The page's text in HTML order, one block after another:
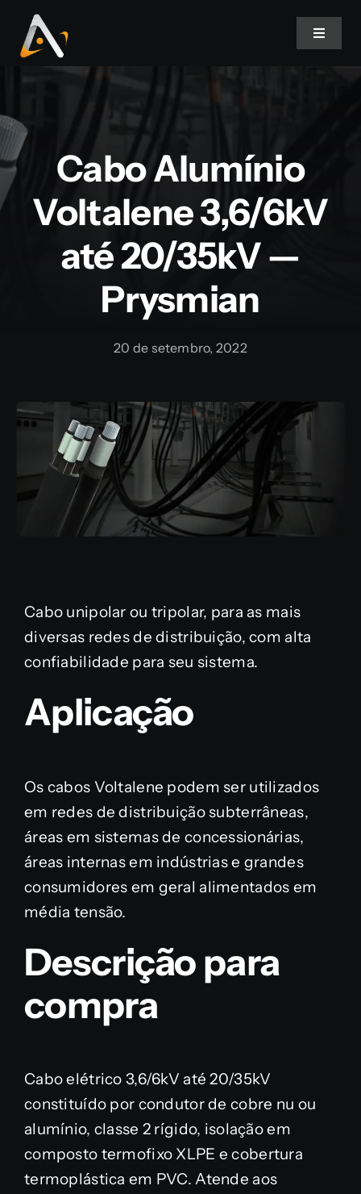
para
conteúdo
Toggle
Produtos
Informativo
Soluções
Cabo Alumínio
Voltalene 3,6/6kV
até 20/35kV —
Prysmian
20 de setembro, 2022
Cabo unipolar ou tripolar, para as mais
diversas redes de distribuição, com alta
confiabilidade para seu sistema.
Aplicação
Os cabos Voltalene podem ser utilizados
em redes de distribuição subterrâneas,
áreas em sistemas de concessionárias,
áreas internas em indústrias e grandes
consumidores em geral alimentados em
média tensão.
Descrição para
compra
Cabo elétrico 3,6/6kV até 20/35kV
constituído por condutor de cobre nu ou
alumínio, classe 2 rígido, isolação em
composto termofixo XLPE e cobertura
termoplástica em PVC. Atende aos